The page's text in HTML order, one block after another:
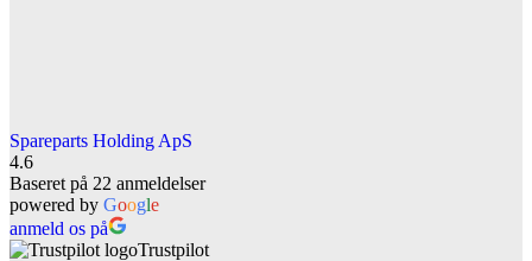
Spareparts Holding ApS
4.6
Baseret på 22 anmeldelser
powered by Google
anmeld os på
Trustpilot